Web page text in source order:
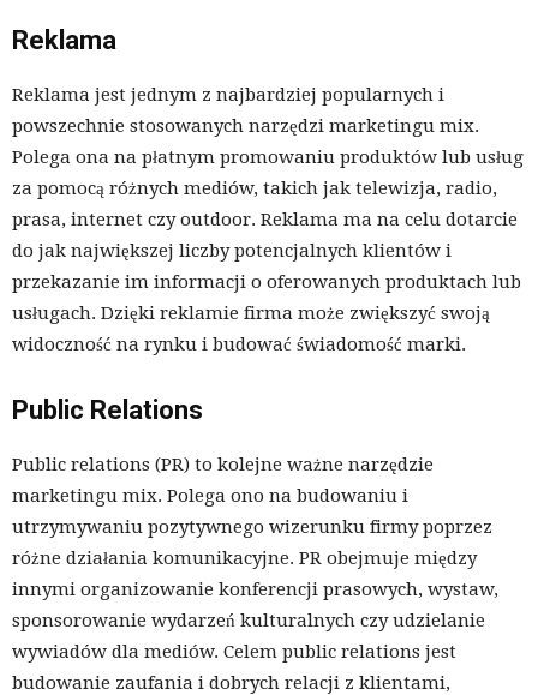
Reklama
Reklama jest jednym z najbardziej popularnych i
powszechnie stosowanych narzędzi marketingu mix.
Polega ona na płatnym promowaniu produktów lub usług
za pomocą różnych mediów, takich jak telewizja, radio,
prasa, internet czy outdoor. Reklama ma na celu dotarcie
do jak największej liczby potencjalnych klientów i
przekazanie im informacji o oferowanych produktach lub
usługach. Dzięki reklamie firma może zwiększyć swoją
widoczność na rynku i budować świadomość marki.
Public Relations
Public relations (PR) to kolejne ważne narzędzie
marketingu mix. Polega ono na budowaniu i
utrzymywaniu pozytywnego wizerunku firmy poprzez
różne działania komunikacyjne. PR obejmuje między
innymi organizowanie konferencji prasowych, wystaw,
sponsorowanie wydarzeń kulturalnych czy udzielanie
wywiadów dla mediów. Celem public relations jest
budowanie zaufania i dobrych relacji z klientami,